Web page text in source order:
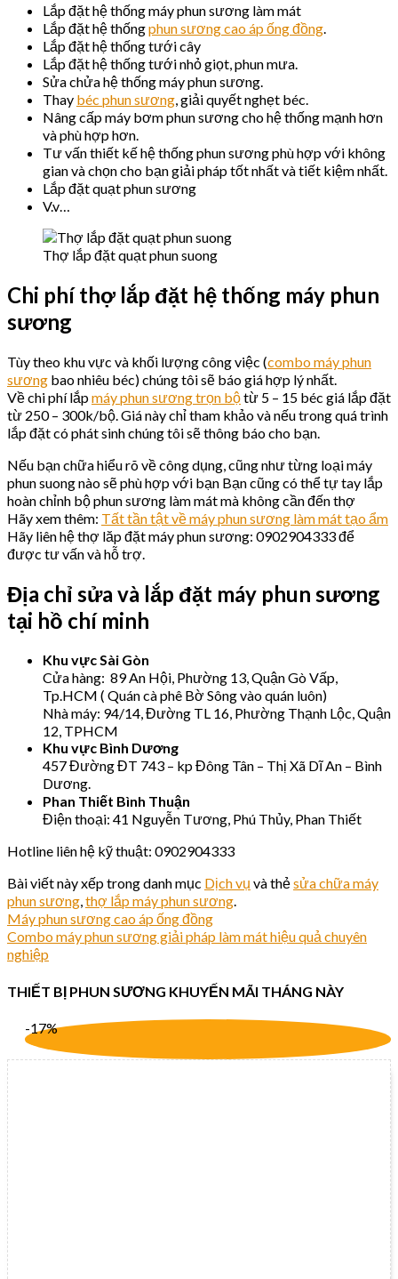
Lắp đặt hệ thống máy phun sương làm mát
Lắp đặt hệ thốngphun sương cao áp ống đồng
Lắp đặt hệ thống tưới cây
Lắp đặt hệ thống tưới nhỏ giọt, phun mưa.
Sửa chửa hệ thống máy phun sương.
Thay béc phun sương , giải quyết nghẹt béc.
Nâng cấp máy bơm phun sương cho hệ thống mạnh hơn
và phù hợp hơn.
Tư vấn thiết kế hệ thống phun sương phù hợp với không
gian và chọn cho bạn giải pháp tốt nhất và tiết kiệm nhất.
Lắp đặt quạt phun sương
V.v…
Thợ lắp đặt quạt phun suong
Chi phí thợ lắp đặt hệ thống máy phun
sương
Tùy theo khu vực và khối lượng công việc (combo máy phun
sương bao nhiêu béc) chúng tôi sẽ báo giá hợp lý nhất.
Về chi phí lắpmáy phun sương trọn bộtừ 5 – 15 béc giá lắp đặt
từ 250 – 300k/bộ. Giá này chỉ tham khảo và nếu trong quá trình
lắp đặt có phát sinh chúng tôi sẽ thông báo cho bạn.
Nếu bạn chữa hiểu rõ về công dụng, cũng như từng loại máy
phun suong nào sẽ phù hợp với bạn Bạn cũng có thể tự tay lắp
hoàn chỉnh bộ phun sương làm mát mà không cần đến thợ
Hãy xem thêm: Tất tần tật về máy phun sương làm mát tạo ẩm
Hãy liên hệ thợ lăp đặt máy phun sương: 0902904333 để
được tư vấn và hỗ trợ.
Địa chỉ sửa và lắp đặt máy phun sương
tại hồ chí minh
Khu vực Sài Gòn
Cửa hàng: 89 An Hội, Phường 13, Quận Gò Vấp,
Tp.HCM ( Quán cà phê Bờ Sông vào quán luôn)
Nhà máy: 94/14, Đường TL 16, Phường Thạnh Lộc, Quận
12, TPHCM
Khu vực Bình Dương
457 Đường ĐT 743 – kp Đông Tân – Thị Xã Dĩ An – Bình
Dương.
Phan Thiết Bình Thuận
Điện thoại: 41 Nguyễn Tương, Phú Thủy, Phan Thiết
Hotline liên hệ kỹ thuật: 0902904333
Bài viết này xếp trong danh mục Dịch vụ và thẻsửa chữa máy
phun sương,thợ lắp máy phun sương.
Máy phun sương cao áp ống đồng
Combo máy phun sương giải pháp làm mát hiệu quả chuyên
nghiệp
THIẾT BỊ PHUN SƯƠNG KHUYẾN MÃI THÁNG NÀY
-17%